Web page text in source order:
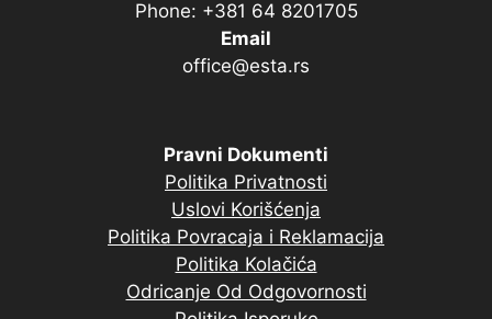
Phone: +381 64 8201705
Email
office@esta.rs
Pravni Dokumenti
Politika Privatnosti
Uslovi Korišćenja
Politika Povracaja i Reklamacija
Politika Kolačića
Odricanje Od Odgovornosti